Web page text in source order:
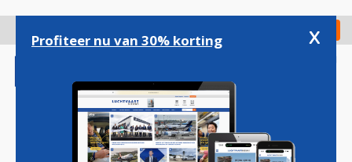
gaan
Check in
Profiteer nu van 30% korting x